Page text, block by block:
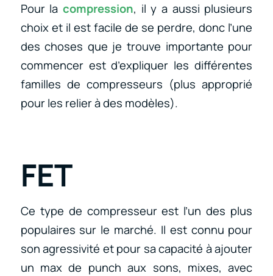
Pour la compression, il y a aussi plusieurs
choix et il est facile de se perdre, donc l’une
des choses que je trouve importante pour
commencer est d’expliquer les différentes
familles de compresseurs (plus approprié
pour les relier à des modèles).
FET
Ce type de compresseur est l’un des plus
populaires sur le marché. Il est connu pour
son agressivité et pour sa capacité à ajouter
un max de punch aux sons, mixes, avec